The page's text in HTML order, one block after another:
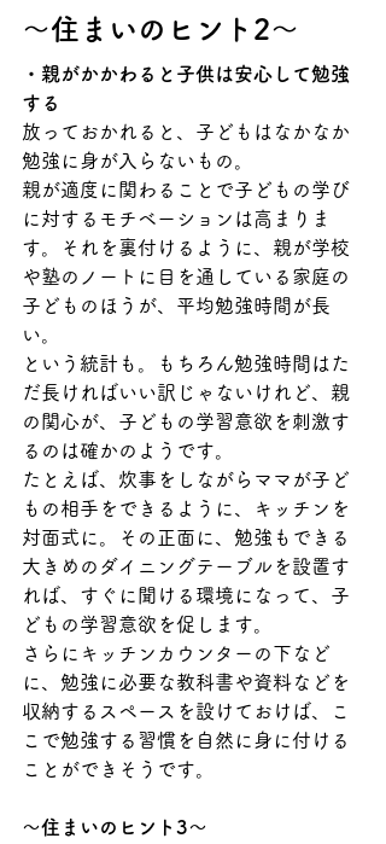
～住まいのヒント2～
・親がかかわると子供は安心して勉強
する
放っておかれると、子どもはなかなか
勉強に身が入らないもの。
親が適度に関わることで子どもの学び
に対するモチベーションは高まりま
す。それを裏付けるように、親が学校
や塾のノートに目を通している家庭の
子どものほうが、平均勉強時間が長
い。
という統計も。もちろん勉強時間はた
だ長ければいい訳じゃないけれど、親
の関心が、子どもの学習意欲を刺激す
るのは確かのようです。
たとえば、炊事をしながらママが子ど
もの相手をできるように、キッチンを
対面式に。その正面に、勉強もできる
大きめのダイニングテーブルを設置す
れば、すぐに聞ける環境になって、子
どもの学習意欲を促します。
さらにキッチンカウンターの下など
に、勉強に必要な教科書や資料などを
収納するスペースを設けておけば、こ
こで勉強する習慣を自然に身に付ける
ことができそうです。
～住まいのヒント3～